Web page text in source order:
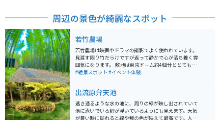
周辺の景色が綺麗なスポット
若竹農場
若竹農場は映画やドラマの撮影でよく使われています。
見渡す限り竹だらけですが返って静かで心が落ち着く雰
囲気になります。 敷地は東京ドーム約4個分ととても広
いです。 とても広大な敷地なので、夜の時間になるとラ
#絶景スポット #イベント体験
出流原弁天池
透き通るような水の池に、周りの緑が映し出されていて
池に泳いでいる鯉が浮いているようにも見えます。天気
が良い時に訪れると緑や鯉の色が映えて最高です。人も